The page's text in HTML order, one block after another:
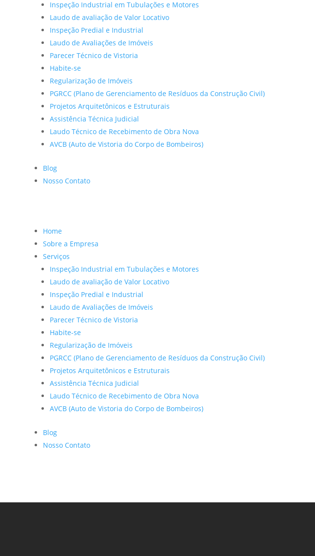
Inspeção Industrial em Tubulações e Motores
Laudo de avaliação de Valor Locativo
Inspeção Predial e Industrial
Laudo de Avaliações de Imóveis
Parecer Técnico de Vistoria
Habite-se
Regularização de Imóveis
PGRCC (Plano de Gerenciamento de Resíduos da Construção Civil)
Projetos Arquitetônicos e Estruturais
Assistência Técnica Judicial
Laudo Técnico de Recebimento de Obra Nova
AVCB (Auto de Vistoria do Corpo de Bombeiros)
Blog
Nosso Contato
Home
Sobre a Empresa
Serviços
Inspeção Industrial em Tubulações e Motores
Laudo de avaliação de Valor Locativo
Inspeção Predial e Industrial
Laudo de Avaliações de Imóveis
Parecer Técnico de Vistoria
Habite-se
Regularização de Imóveis
PGRCC (Plano de Gerenciamento de Resíduos da Construção Civil)
Projetos Arquitetônicos e Estruturais
Assistência Técnica Judicial
Laudo Técnico de Recebimento de Obra Nova
AVCB (Auto de Vistoria do Corpo de Bombeiros)
Blog
Nosso Contato